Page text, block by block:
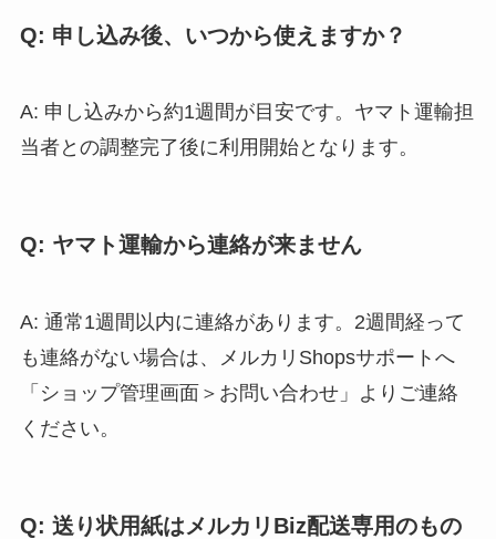
Q: 申し込み後、いつから使えますか？
A: 申し込みから約1週間が目安です。ヤマト運輸担
当者との調整完了後に利用開始となります。
Q: ヤマト運輸から連絡が来ません
A: 通常1週間以内に連絡があります。2週間経って
も連絡がない場合は、メルカリShopsサポートへ
「ショップ管理画面＞お問い合わせ」よりご連絡
ください。
Q: 送り状用紙はメルカリBiz配送専用のもの